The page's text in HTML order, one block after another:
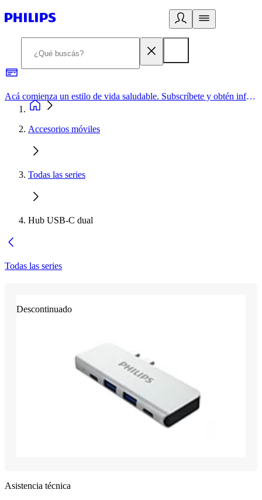
Acá comienza un estilo de vida saludable. Subscríbete y obtén información de primera mano
Accesorios móviles
Todas las series
Hub USB-C dual
Todas las series
Descontinuado
Asistencia técnica